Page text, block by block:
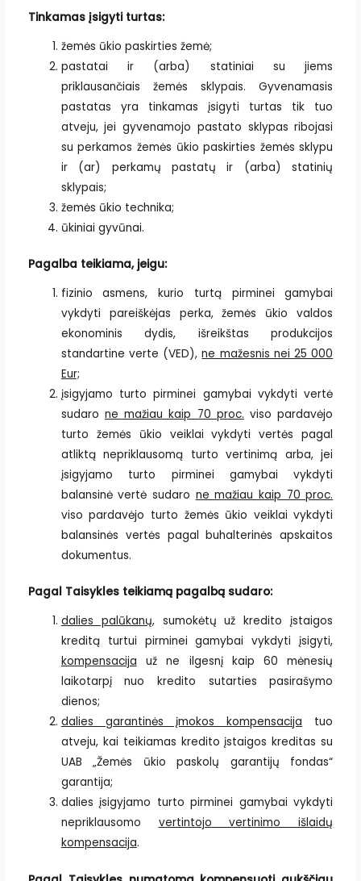
Tinkamas įsigyti turtas:
žemės ūkio paskirties žemė;
pastatai ir (arba) statiniai su jiems
priklausančiais žemės sklypais. Gyvenamasis
pastatas yra tinkamas įsigyti turtas tik tuo
atveju, jei gyvenamojo pastato sklypas ribojasi
su perkamos žemės ūkio paskirties žemės sklypu
ir (ar) perkamų pastatų ir (arba) statinių
sklypais;
žemės ūkio technika;
ūkiniai gyvūnai.
Pagalba teikiama, jeigu:
fizinio asmens, kurio turtą pirminei gamybai
vykdyti pareiškėjas perka, žemės ūkio valdos
ekonominis dydis, išreikštas produkcijos
standartine verte (VED),ne mažesnis nei 25 000
Eur;
įsigyjamo turto pirminei gamybai vykdyti vertė
sudaro ne mažiau kaip 70 proc. viso pardavėjo
turto žemės ūkio veiklai vykdyti vertės pagal
atliktą nepriklausomą turto vertinimą arba, jei
įsigyjamo turto pirminei gamybai vykdyti
balansinė vertė sudaro ne mažiau kaip 70 proc.
viso pardavėjo turto žemės ūkio veiklai vykdyti
balansinės vertės pagal buhalterinės apskaitos
dokumentus.
Pagal Taisykles teikiamą pagalbą sudaro:
dalies palūkanų, sumokėtų už kredito įstaigos
kreditą turtui pirminei gamybai vykdyti įsigyti,
kompensacija už ne ilgesnį kaip 60 mėnesių
laikotarpį nuo kredito sutarties pasirašymo
dienos;
dalies garantinės įmokos kompensacija tuo
atveju, kai teikiamas kredito įstaigos kreditas su
UAB „Žemės ūkio paskolų garantijų fondas“
garantija;
dalies įsigyjamo turto pirminei gamybai vykdyti
nepriklausomo vertintojo vertinimo išlaidų
kompensacija.